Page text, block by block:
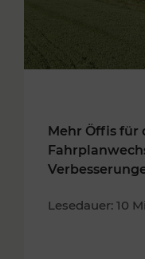
Mehr Öffis für
Lesedauer: 10